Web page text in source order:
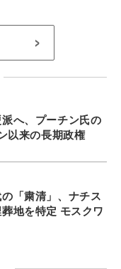
>
へ、プーチン氏の
以来の長期政権
「粛清」、ナチス
地を特定 モスクワ